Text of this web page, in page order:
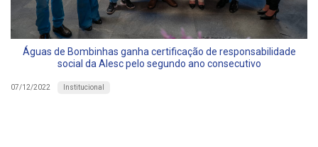
Águas de Bombinhas ganha certificação de responsabilidade
social da Alesc pelo segundo ano consecutivo
07/12/2022 Institucional